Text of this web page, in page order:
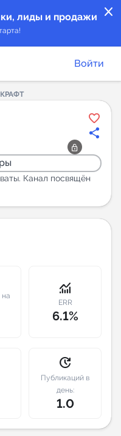
close
лиды и продажи
в Telegram
Войти
Канал посвящён
monitoring
ERR
6.1%
update
Публикаций в
день:
1.0